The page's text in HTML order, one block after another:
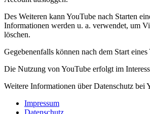
Des Weiteren kann YouTube nach Starten
Informationen werden u. a. verwendet, um
löschen.
Gegebenenfalls können nach dem Start
Die Nutzung von YouTube erfolgt im
Weitere Informationen über Datenschutz bei
Impressum
Datenschutz